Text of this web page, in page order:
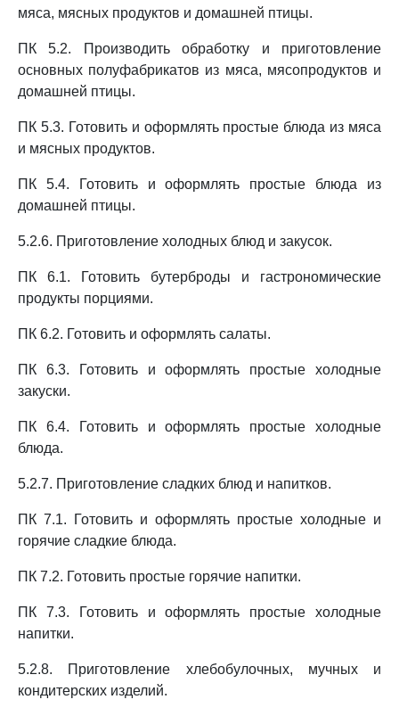
мяса, мясных продуктов и домашней птицы.
ПК 5.2. Производить обработку и приготовление
основных полуфабрикатов из мяса, мясопродуктов и
домашней птицы.
ПК 5.3. Готовить и оформлять простые блюда из мяса
и мясных продуктов.
ПК 5.4. Готовить и оформлять простые блюда из
домашней птицы.
5.2.6. Приготовление холодных блюд и закусок.
ПК 6.1. Готовить бутерброды и гастрономические
продукты порциями.
ПК 6.2. Готовить и оформлять салаты.
ПК 6.3. Готовить и оформлять простые холодные
закуски.
ПК 6.4. Готовить и оформлять простые холодные
блюда.
5.2.7. Приготовление сладких блюд и напитков.
ПК 7.1. Готовить и оформлять простые холодные и
горячие сладкие блюда.
ПК 7.2. Готовить простые горячие напитки.
ПК 7.3. Готовить и оформлять простые холодные
напитки.
5.2.8. Приготовление хлебобулочных, мучных и
кондитерских изделий.